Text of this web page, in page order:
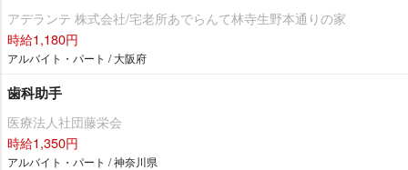
アデランテ 株式会社/宅老所あでらんて林寺生野本通りの家
時給1,180円
アルバイト・パート / 大阪府
歯科助手
医療法人社団藤栄会
時給1,350円
アルバイト・パート / 神奈川県